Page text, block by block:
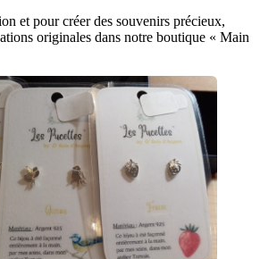
et pour créer des souvenirs précieux,
originales dans notre boutique « Main